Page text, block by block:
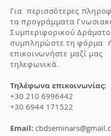
Για περισσότερες
τα προγράμματα
Συμπεριφορικού
συμπληρώστε τη φόρμα
επικοινωνήστε μαζί μας
τηλεφωνικά.
Τηλέφωνα επικοινωνίας:
+30 210 6996442
+30 6944 171522
Email: